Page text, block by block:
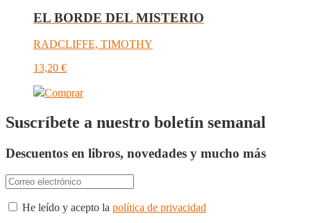
EL BORDE DEL MISTERIO
RADCLIFFE, TIMOTHY
13,20 €
Comprar
Suscríbete a nuestro boletín semanal
Descuentos en libros, novedades y mucho más
He leído y acepto la política de privacidad